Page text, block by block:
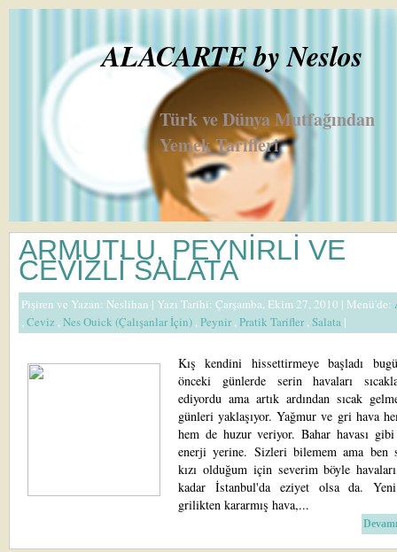
ALACARTE by Neslos
Türk ve Dünya Mutfağından
Yemek Tarifleri
ARMUTLU, PEYNİRLİ VE
CEVİZLİ SALATA
Pişiren ve Yazan: Neslihan | Yazı Tarihi: Çarşamba, Ekim 27, 2010 | Menü'de:
,Ceviz ,Nes Ouick (Çalışanlar İçin) ,Peynir,Pratik Tarifler,Salata |
Kış kendini hissettirmeye başladı
önceki günlerde serin havaları
ediyordu ama artık ardından sıcak
günleri yaklaşıyor. Yağmur ve gri hava
hem de huzur veriyor. Bahar havası
enerji yerine. Sizleri bilemem ama ben
kızı olduğum için severim böyle
kadar İstanbul'da eziyet olsa da. Yeni
grilikten kararmış hava,...